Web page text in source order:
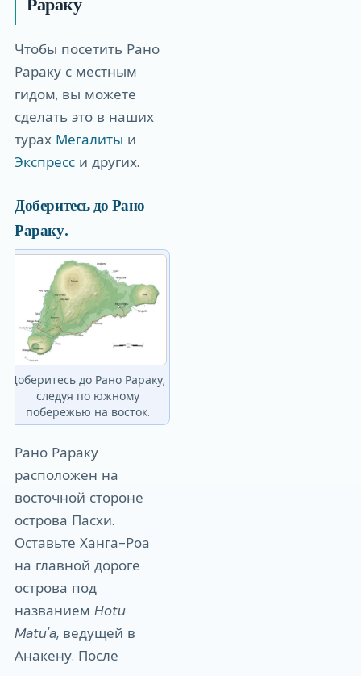
Рараку
Чтобы посетить Рано
Рараку с местным
гидом, вы можете
сделать это в наших
турах Мегалиты и
Экспресси других.
Доберитесь до Рано
Рараку.
Доберитесь до Рано Рараку,
следуя по южному
побережью на восток.
Рано Рараку
расположен на
восточной стороне
острова Пасхи.
Оставьте Ханга-Роа
на главной дороге
острова под
названием Hotu
Matu'a, ведущей в
Анакену. После